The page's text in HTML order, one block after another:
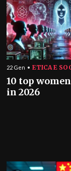
22 Gen ETICA E
10 top
in 2026